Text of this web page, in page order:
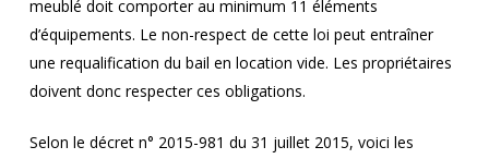
meublé doit comporter au minimum 11 éléments
d’équipements. Le non-respect de cette loi peut entraîner
une requalification du bail en location vide. Les propriétaires
doivent donc respecter ces obligations.
Selon le décret n° 2015-981 du 31 juillet 2015, voici les